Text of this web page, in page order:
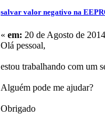
salvar valor negativo na
« em: 20 de Agosto de
Olá pessoal,
estou trabalhando com um
Alguém pode me ajudar?
Obrigado